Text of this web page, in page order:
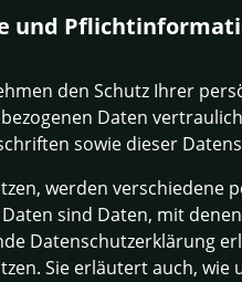
und
den Schutz Ihrer
Daten
sowie dieser
werden verschiedene
sind Daten, mit
Datenschutzerklärung
Sie erläutert auch, wie